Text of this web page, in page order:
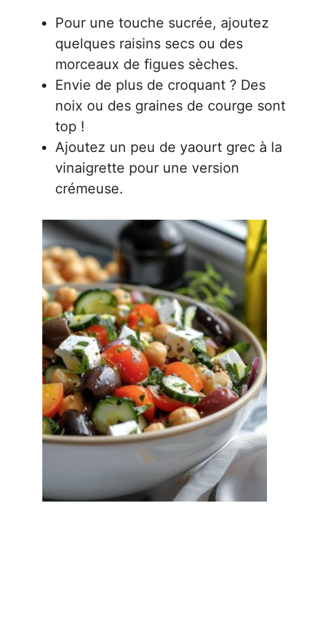
Pour une touche sucrée, ajoutez
quelques raisins secs ou des
morceaux de figues sèches.
Envie de plus de croquant ? Des
noix ou des graines de courge sont
top !
Ajoutez un peu de yaourt grec à la
vinaigrette pour une version
crémeuse.